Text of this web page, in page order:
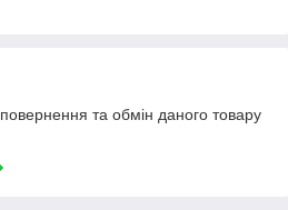
та обмін даного товару